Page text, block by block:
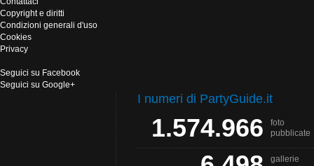
Copyright e diritti
Condizioni generali d'uso
Cookies
Privacy
Seguici su Facebook
Seguici su Google+
I numeri di PartyGuide.it
1.574.966
foto
pubblicate
gallerie